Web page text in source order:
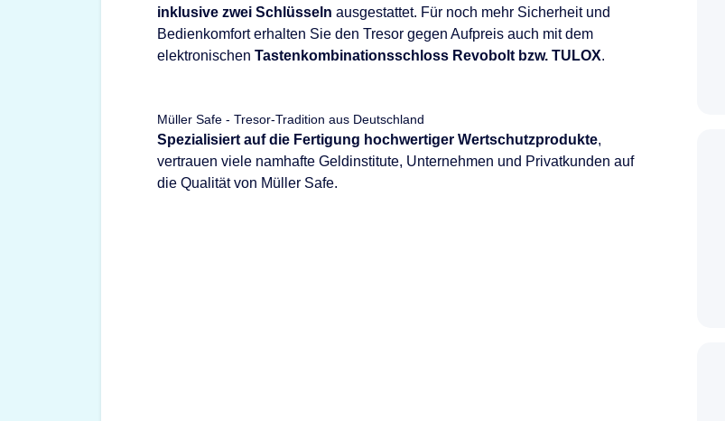
inklusive zwei Schlüsseln ausgestattet. Für noch mehr Sicherheit und
Bedienkomfort erhalten Sie den Tresor gegen Aufpreis auch mit dem
elektronischen Tastenkombinationsschloss Revobolt bzw. TULOX.
Müller Safe - Tresor-Tradition aus Deutschland
Spezialisiert auf die Fertigung hochwertiger Wertschutzprodukte,
vertrauen viele namhafte Geldinstitute, Unternehmen und Privatkunden auf
die Qualität von Müller Safe.